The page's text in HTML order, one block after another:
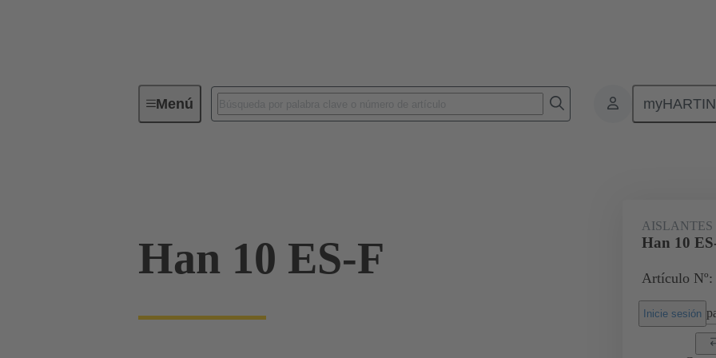
MenúConectores industriales / Han® Aislantes monobloque
Han 10 ES-F
AISLANTES
Han 10
Artículo Nº:
Inicie sesión